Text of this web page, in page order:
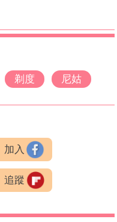
剃度 尼姑
加入
追蹤